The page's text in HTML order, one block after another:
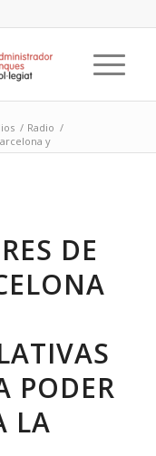
/ Radio /
y
DE
PODER
LA